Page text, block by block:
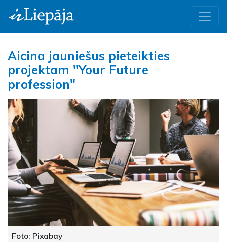
Aicina jauniešus pieteikties
projektam "Your Future
profession"
Foto: Pixabay